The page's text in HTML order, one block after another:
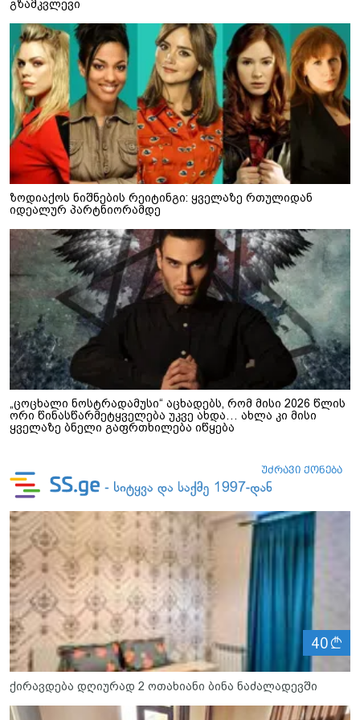
გზამკვლევი
ზოდიაქოს ნიშნების რეიტინგი: ყველაზე რთულიდან
იდეალურ პარტნიორამდე
„ცოცხალი ნოსტრადამუსი“ აცხადებს, რომ მისი 2026 წლის
ორი წინასწარმეტყველება უკვე ახდა… ახლა კი მისი
ყველაზე ბნელი გაფრთხილება იწყება
40
ქირავდება დღიურად 2 ოთახიანი ბინა ნაძალადევში